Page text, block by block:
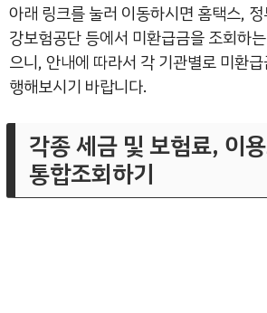
아래 링크를 눌러 이동하시면 홈택스,
강보험공단 등에서 미환급금을 조회하
으니, 안내에 따라서 각 기관별로 미환
행해보시기 바랍니다.
각종 세금 및 보험료, 이
통합조회하기